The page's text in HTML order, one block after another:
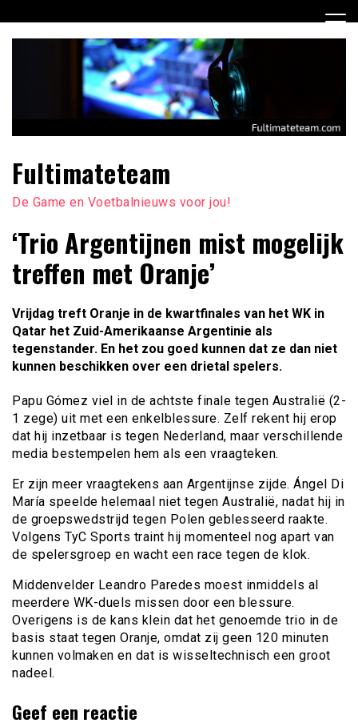
naar
Fultimateteam
De Game en Voetbalnieuws voor jou!
‘Trio Argentijnen mist mogelijk
treffen met Oranje’
Vrijdag treft Oranje in de kwartfinales van het WK in
Qatar het Zuid-Amerikaanse Argentinie als
tegenstander. En het zou goed kunnen dat ze dan niet
kunnen beschikken over een drietal spelers.
Papu Gómez viel in de achtste finale tegen Australië (2-
1 zege) uit met een enkelblessure. Zelf rekent hij erop
dat hij inzetbaar is tegen Nederland, maar verschillende
media bestempelen hem als een vraagteken.
Er zijn meer vraagtekens aan Argentijnse zijde. Ángel Di
María speelde helemaal niet tegen Australië, nadat hij in
de groepswedstrijd tegen Polen geblesseerd raakte.
Volgens TyC Sports traint hij momenteel nog apart van
de spelersgroep en wacht een race tegen de klok.
Middenvelder Leandro Paredes moest inmiddels al
meerdere WK-duels missen door een blessure.
Overigens is de kans klein dat het genoemde trio in de
basis staat tegen Oranje, omdat zij geen 120 minuten
kunnen volmaken en dat is wisseltechnisch een groot
nadeel.
Geef een reactie